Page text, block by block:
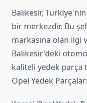
Balıkesir,
bir merkezdir. Bu
markasına olan ilgi
Balıkesir'deki
kaliteli yedek parça
Opel Yedek